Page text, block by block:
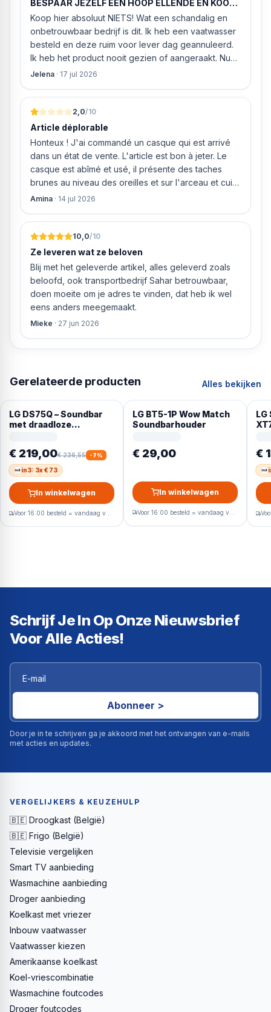
website gingen bestellen en betalen, hij z’n best
ging doen om ‘s middags nog te leveren. Het
bleken geen loze woorden: om 16.00 uur werd de
Neff vaatwasser geleverd en ver
BESPAAR JEZELF EEN HOOP ELLENDE EN KOOP
HIER NIETS!
Koop hier absoluut NIETS! Wat een schandalig en
onbetrouwbaar bedrijf is dit. Ik heb een vaatwasser
besteld en deze ruim voor lever dag geannuleerd.
Ik heb het product nooit gezien of aangeraakt. Nu
weigeren ze gewoon om mijn geld volledig terug te
van MIJN geld inhouden!
Jelena · 17 jul 2026
2,0/10
Article déplorable
Honteux ! J'ai commandé un casque qui est arrivé
dans un état de vente. L'article est bon à jeter. Le
casque est abîmé et usé, il présente des taches
brunes au niveau des oreilles et sur l'arceau et cuir
qui est craquelé ! Les coussins sont eux « dégonflés
Amina · 14 jul 2026
10,0/10
Ze leveren wat ze beloven
Blij met het geleverde artikel, alles geleverd zoals
beloofd, ook transportbedrijf Sahar betrouwbaar,
doen moeite om je adres te vinden, dat heb ik wel
eens anders meegemaakt.
Mieke · 27 jun 2026
Gerelateerde producten Alles bekijken
LG DS75Q – Soundbar
met draadloze
€ 219,00€ 236,55 -7%
in3: 3x € 73
In winkelwagen
LG BT5-1P Wow Match
Soundbarhouder
€ 29,00
In winkelwagen
LG
€
Schrijf Je In Op Onze Nieuwsbrief
Voor Alle Acties!
Abonneer >
Door je in te schrijven ga je akkoord met het ontvangen van e-mails
met acties en updates.
VERGELIJKERS & KEUZEHULP
🇧🇪 Droogkast (België)
🇧🇪 Frigo (België)
Televisie vergelijken
Smart TV aanbieding
Wasmachine aanbieding
Droger aanbieding
Koelkast met vriezer
Inbouw vaatwasser
Vaatwasser kiezen
Amerikaanse koelkast
Koel-vriescombinatie
Wasmachine foutcodes
Droger foutcodes